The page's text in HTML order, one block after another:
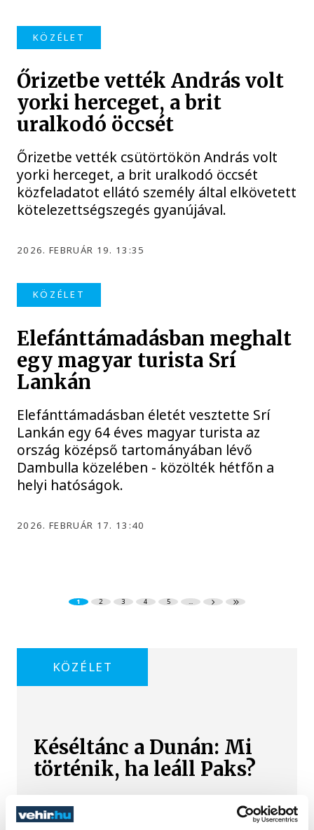
KÖZÉLET
Őrizetbe vették András volt
yorki herceget, a brit
uralkodó öccsét
Őrizetbe vették csütörtökön András volt
yorki herceget, a brit uralkodó öccsét
közfeladatot ellátó személy által elkövetett
kötelezettségszegés gyanújával.
2026. FEBRUÁR 19. 13:35
KÖZÉLET
Elefánttámadásban meghalt
egy magyar turista Srí
Lankán
Elefánttámadásban életét vesztette Srí
Lankán egy 64 éves magyar turista az
ország középső tartományában lévő
Dambulla közelében - közölték hétfőn a
helyi hatóságok.
2026. FEBRUÁR 17. 13:40
1 2 3 4 5 ...
KÖZÉLET
Késéltánc a Dunán: Mi
történik, ha leáll Paks?
Mártha Imre, az MVM Zrt. egykori
vezérigazgatója ATV-n Rónai Egonnak